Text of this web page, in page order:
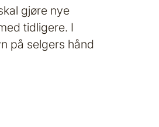
gjøre nye
tidligere. I
på selgers hånd